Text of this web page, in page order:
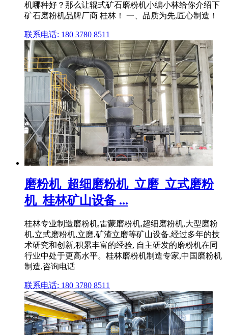
机哪种好？那么让辊式矿石磨粉机小编小林给你介绍下
矿石磨粉机品牌厂商 桂林！ 一、品质为先,匠心制造！
联系电话: 180 3780 8511
磨粉机_超细磨粉机_立磨_立式磨粉
机_桂林矿山设备 ...
桂林专业制造磨粉机,雷蒙磨粉机,超细磨粉机,大型磨粉
机,立式磨粉机,立磨,矿渣立磨等矿山设备,经过多年的技
术研究和创新,积累丰富的经验, 自主研发的磨粉机在同
行业中处于更高水平。桂林磨粉机制造专家,中国磨粉机
制造,咨询电话
联系电话: 180 3780 8511